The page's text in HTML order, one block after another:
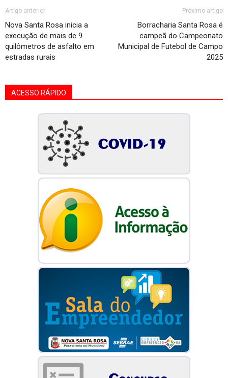
Artigo anterior
Nova Santa Rosa inicia a
execução de mais de 9
quilômetros de asfalto em
estradas rurais
Próximo artigo
Borracharia Santa Rosa é
campeã do Campeonato
Municipal de Futebol de Campo
2025
ACESSO RÁPIDO